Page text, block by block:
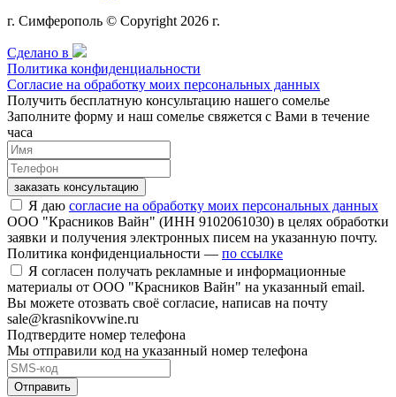
г. Симферополь © Copyright 2026 г.
Сделано в
Политика конфиденциальности
Согласие на обработку моих персональных данных
Получить бесплатную консультацию нашего сомелье
Заполните форму и наш сомелье свяжется с Вами в течение
часа
заказать консультацию
Я даю согласие на обработку моих персональных данных
ООО "Красников Вайн" (ИНН 9102061030) в целях обработки
заявки и получения электронных писем на указанную почту.
Политика конфиденциальности — по ссылке
Я согласен получать рекламные и информационные
материалы от ООО "Красников Вайн" на указанный email.
Вы можете отозвать своё согласие, написав на почту
sale@krasnikovwine.ru
Подтвердите номер телефона
Мы отправили код на указанный номер телефона
Отправить